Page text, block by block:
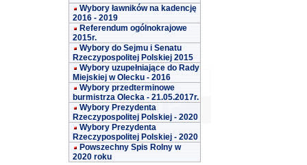
Wybory ławników na kadencję
2016 - 2019
Referendum ogólnokrajowe
2015r.
Wybory do Sejmu i Senatu
Rzeczypospolitej Polskiej 2015
Wybory uzupełniające do Rady
Miejskiej w Olecku - 2016
Wybory przedterminowe
burmistrza Olecka - 21.05.2017r.
Wybory Prezydenta
Rzeczypospolitej Polskiej - 2020
Wybory Prezydenta
Rzeczypospolitej Polskiej - 2020
Powszechny Spis Rolny w
2020 roku